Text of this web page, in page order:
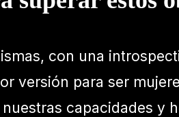
con una
versión para ser
capacidades y